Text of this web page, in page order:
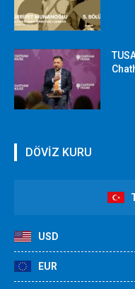
DÖVİZ KURU
USD
EUR